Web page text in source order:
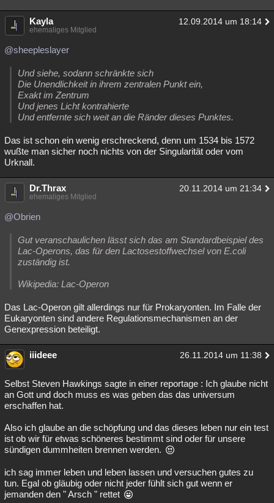
Kayla 12.09.2014 um 18:14
ehemaliges Mitglied
@sheepleslayer
Und siehe, sodann schränkte sich
Die Unendlichkeit in ihrem zentralen Punkt ein,
Exakt im Zentrum
Und jenes Licht kontrahierte
Und entfernte sich weit an die Ränder dieses Punktes.
Das ist schon ein wenig erschreckend, denn um 1534 bis 1572
wußte man sicher noch nichts von der Singularität oder vom
Urknall.
Dr.Thrax 20.11.2014 um 21:34
ehemaliges Mitglied
@Obrien
Gut veranschaulichen lässt sich das am Standardbeispiel des
Lac-Operons, das für den Lactosestoffwechsel von E.coli
zuständig ist.
Wikipedia: Lac-Operon
Das Lac-Operon gilt allerdings nur für Prokaryonten. Im Falle der
Eukaryonten sind andere Regulationsmechanismen an der
Genexpression beteiligt.
iiideee 26.11.2014 um 11:38
Selbst Steven Hawkings sagte in einer reportage : Ich glaube nicht
an Gott und doch muss es was geben das das universum
erschaffen hat.
Also ich glaube an die schöpfung und das dieses leben nur ein test
ist ob wir für etwas schöneres bestimmt sind oder für unsere
sündigen dummheiten brennen werden.
ich sag immer leben und leben lassen und versuchen gutes zu
tun. Egal ob gläubig oder nicht jeder fühlt sich gut wenn er
jemanden den " Arsch " rettet